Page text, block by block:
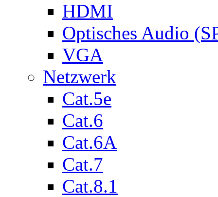
HDMI
Optisches Audio
VGA
Netzwerk
Cat.5e
Cat.6
Cat.6A
Cat.7
Cat.8.1